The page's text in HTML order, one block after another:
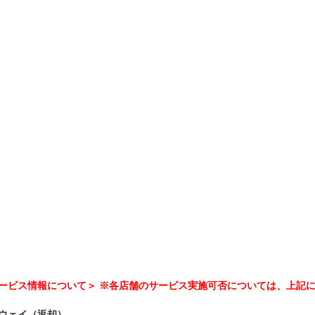
ビス情報について＞ ※各店舗のサービス実施可否については、上記